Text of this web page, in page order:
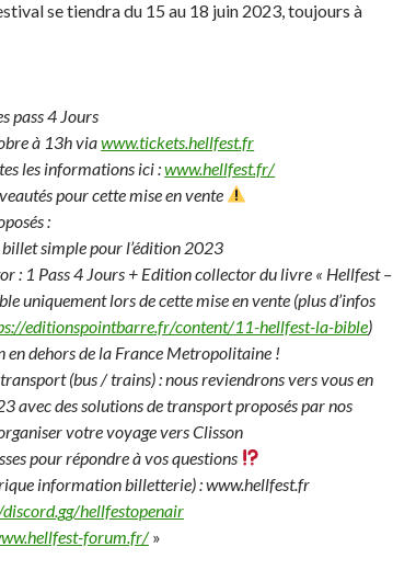
se tiendra du 15 au 18 juin 2023, toujours à
pass 4 Jours
à 13h viawww.tickets.hellfest.fr
les informations ici :www.hellfest.fr/
pour cette mise en vente
:
billet simple pour l’édition 2023
: 1 Pass 4 Jours + Edition collector du livre « Hellfest –
uniquement lors de cette mise en vente (plus d’infos
editionspointbarre.fr/content/11-hellfest-la-bible)
en dehors de la France Metropolitaine !
(bus / trains) : nous reviendrons vers vous en
avec des solutions de transport proposés par nos
votre voyage vers Clisson
pour répondre à vos questions
information billetterie) : www.hellfest.fr
hellfestopenair
forum.fr/»